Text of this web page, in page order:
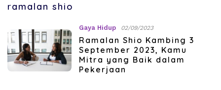
ramalan shio
Gaya Hidup 02/09/2023
Ramalan Shio Kambing 3
September 2023, Kamu
Mitra yang Baik dalam
Pekerjaan